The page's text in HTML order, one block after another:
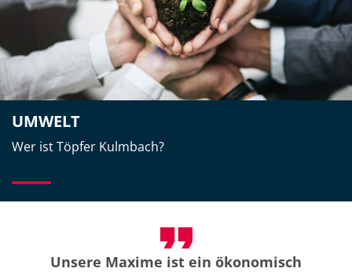
UMWELT
Wer ist Töpfer Kulmbach?
Unsere Maxime ist ein ökonomisch